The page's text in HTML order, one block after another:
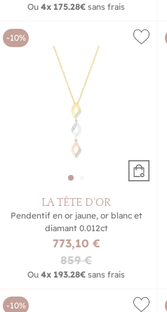
Ou4x 175.28€ sans frais
-10%
LA TÊTE D'OR
Pendentif en or jaune, or blanc et
diamant 0.012ct
773,10 €
859 €
Ou4x 193.28€ sans frais
-10%